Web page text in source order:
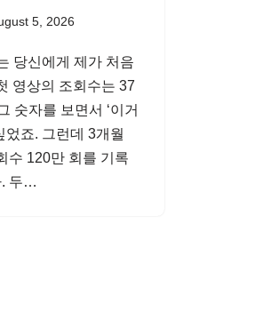
5, 2026
당신에게 제가 처음
영상의 조회수는 37
숫자를 보면서 ‘이거
었죠. 그런데 3개월
수 120만 회를 기록
. 두…